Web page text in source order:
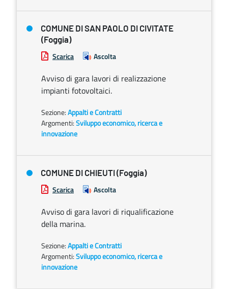
COMUNE DI SAN PAOLO DI CIVITATE
(Foggia)
Scarica Ascolta
Avviso di gara lavori di realizzazione
impianti fotovoltaici.
Sezione:Appalti e Contratti
Argomenti:Sviluppo economico, ricerca e
innovazione
COMUNE DI CHIEUTI (Foggia)
Scarica Ascolta
Avviso di gara lavori di riqualificazione
della marina.
Sezione:Appalti e Contratti
Argomenti:Sviluppo economico, ricerca e
innovazione